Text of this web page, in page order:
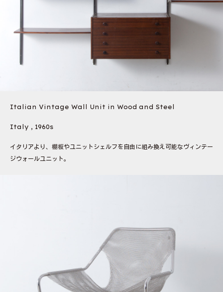
Italian Vintage Wall Unit in Wood and Steel
Italy , 1960s
イタリアより、棚板やユニットシェルフを自由に組み換え可能なヴィンテー
ジウォールユニット。